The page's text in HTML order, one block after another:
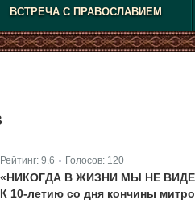
ВСТРЕЧА С ПРАВОСЛАВИЕМ
Рейтинг: 9.6 Голосов: 120
«НИКОГДА В ЖИЗНИ МЫ НЕ
К 10-летию со дня кончины